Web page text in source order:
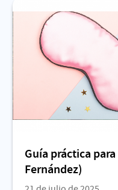
Guía práctica
Fernández)